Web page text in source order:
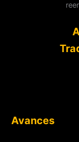
Avances